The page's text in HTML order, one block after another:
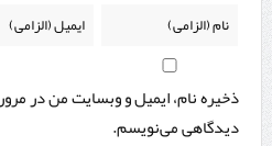
ذخیره نام، ایمیل و وبسایت من در
دیدگاهی می‌نویسم.